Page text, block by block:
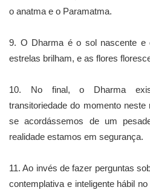
o anatma e o Paramatma.
9. O Dharma é o sol nascente e
estrelas brilham, e as flores
10. No final, o Dharma
transitoriedade do momento
se acordássemos de um
realidade estamos em segurança.
11. Ao invés de fazer perguntas
contemplativa e inteligente hábil